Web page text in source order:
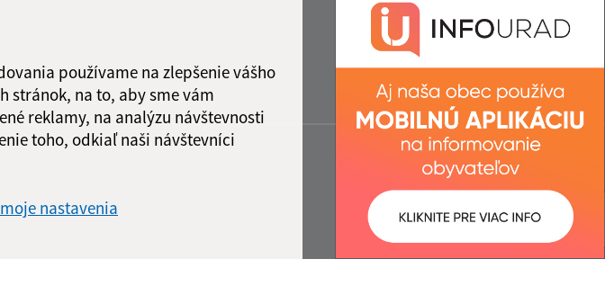
používame na zlepšenie vášho
stránok, na to, aby sme vám
reklamy, na analýzu návštevnosti
toho, odkiaľ naši návštevníci
nastavenia